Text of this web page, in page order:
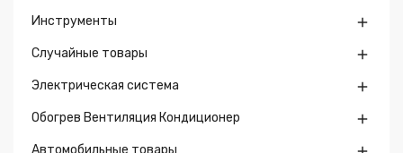
Инструменты 
Случайные товары 
Электрическая система 
Обогрев Вентиляция Кондиционер 